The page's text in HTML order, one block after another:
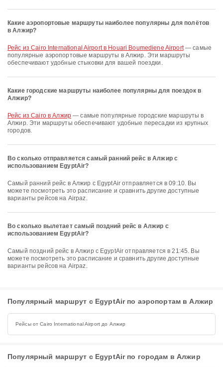
Какие аэропортовые маршруты наиболее популярны для полётов
в Алжир?
рейс из Cairo International Airport в Houari Boumediene Airport— самые
популярные аэропортовые маршруты в Алжир. Эти маршруты
обеспечивают удобные стыковки для вашей поездки.
Какие городские маршруты наиболее популярны для поездок в
Алжир?
рейс из Cairo в Алжир— самые популярные городские маршруты в
Алжир. Эти маршруты обеспечивают удобные пересадки из крупных
городов.
Во сколько отправляется самый ранний рейс в Алжир с
использованием EgyptAir?
Самый ранний рейс в Алжир с EgyptAir отправляется в 09:10. Вы
можете посмотреть это расписание и сравнить другие доступные
варианты рейсов на Airpaz.
Во сколько вылетает самый поздний рейс в Алжир с
использованием EgyptAir?
Самый поздний рейс в Алжир с EgyptAir отправляется в 21:45. Вы
можете посмотреть это расписание и сравнить другие доступные
варианты рейсов на Airpaz.
Популярный маршрут с EgyptAir по аэропортам в Алжир
Рейсы от Cairo International Airport до Алжир
Популярный маршрут с EgyptAir по городам в Алжир